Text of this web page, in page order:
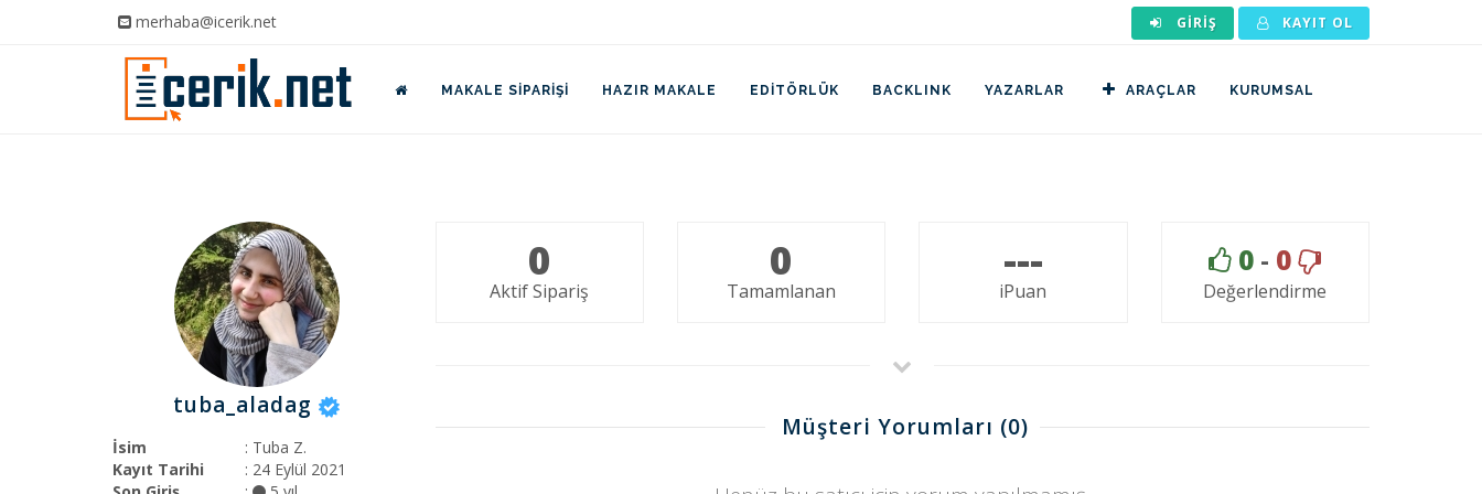
merhaba@icerik.net GIRIŞ KAYIT OL
MAKALE SIPARIŞI HAZIR MAKALE EDITÖRLÜK BACKLINK YAZARLAR ARAÇLAR KURUMSAL
tuba_aladag
İsim
: Tuba Z.
Kayıt Tarihi
: 24 Eylül 2021
0
Aktif Sipariş
0
Tamamlanan
---
iPuan
0 - 0
Değerlendirme
Müşteri Yorumları (0)